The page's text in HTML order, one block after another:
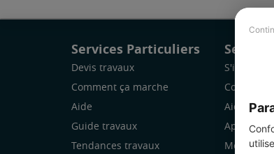
Services Particuliers
Devis travaux
Comment ça marche
Aide
Guide travaux
Tendances travaux
Services
S'inscrire
Comment
Aide
Mon